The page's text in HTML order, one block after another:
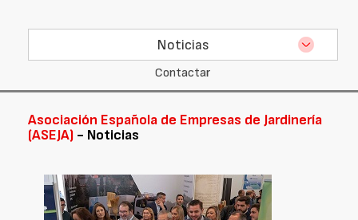
Noticias
Contactar
Asociación Española de Empresas de Jardinería
(ASEJA) - Noticias